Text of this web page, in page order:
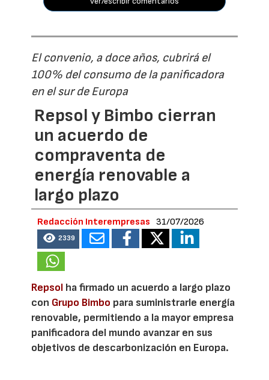
El convenio, a doce años, cubrirá el
100% del consumo de la panificadora
en el sur de Europa
Repsol y Bimbo cierran
un acuerdo de
compraventa de
energía renovable a
largo plazo
Redacción Interempresas 31/07/2026
2339
Repsol ha firmado un acuerdo a largo plazo
con Grupo Bimbo para suministrarle energía
renovable, permitiendo a la mayor empresa
panificadora del mundo avanzar en sus
objetivos de descarbonización en Europa.